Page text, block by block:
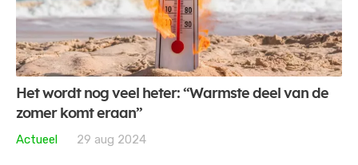
Het wordt nog veel heter: “Warmste deel van de
zomer komt eraan”
Actueel
29 aug 2024